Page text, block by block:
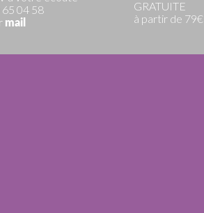
04 58
mail
GRATUITE
à partir de